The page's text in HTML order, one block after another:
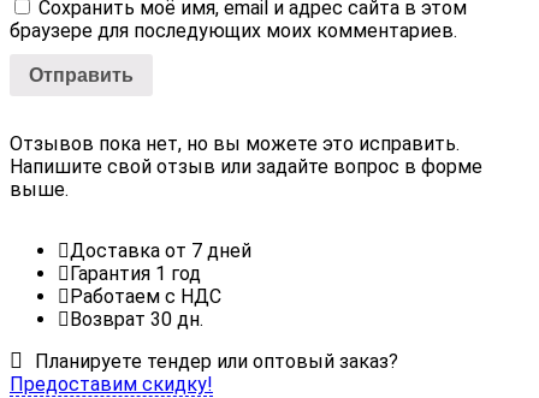
Сохранить моё имя, email и адрес сайта в этом
браузере для последующих моих комментариев.
Отзывов пока нет, но вы можете это исправить.
Напишите свой отзыв или задайте вопрос в форме
выше.
Доставка от 7 дней
Гарантия 1 год
Работаем с НДС
Возврат 30 дн.
Планируете тендер или оптовый заказ?
Предоставим скидку!